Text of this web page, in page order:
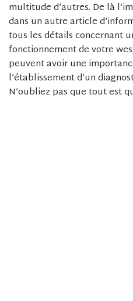
multitude d’autres. De là
dans un autre article
tous les détails concernant
fonctionnement de votre
peuvent avoir une
l’établissement d’un
N’oubliez pas que tout est